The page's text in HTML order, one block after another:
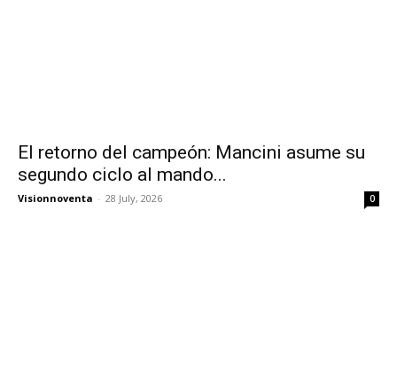
El retorno del campeón: Mancini asume su
segundo ciclo al mando...
Visionnoventa - 28 July, 2026 0